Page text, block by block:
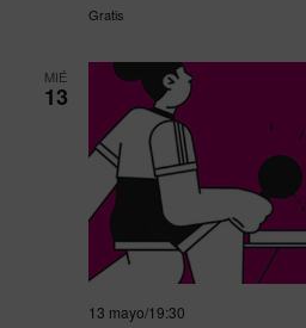
Gratis
MIÉ
13
13 mayo/19:30